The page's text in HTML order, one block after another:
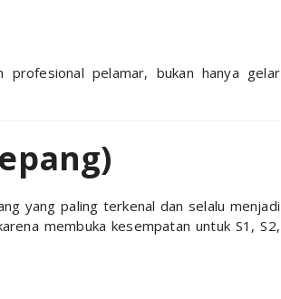
profesional pelamar, bukan hanya gelar
yang paling terkenal dan selalu menjadi
membuka kesempatan untuk S1, S2,